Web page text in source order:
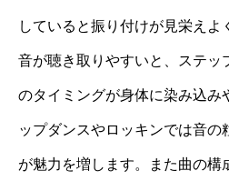
していると振り付けが見栄えよ
音が聴き取りやすいと、ステッ
のタイミングが身体に染み込み
ップダンスやロッキンでは音の
が魅力を増します。また曲の構